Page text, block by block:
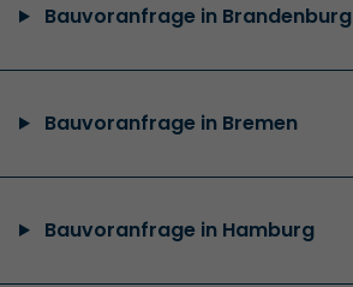
Bauvoranfrage in Brandenburg
Bauvoranfrage in Bremen
Bauvoranfrage in Hamburg